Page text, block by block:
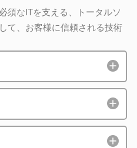
須なITを支える、トータルソ
て、お客様に信頼される技術